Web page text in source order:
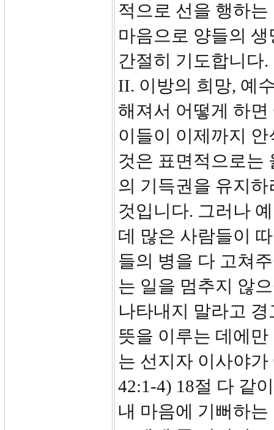
적으로 선을 행하
마음으로 양들의
간절히 기도합니
II. 이방의 희망, 예
해져서 어떻게 하
이들이 이제까지
것은 표면적으로는
의 기득권을 유지
것입니다. 그러나
데 많은 사람들이
들의 병을 다 고쳐
는 일을 멈추지 않
나타내지 말라고
뜻을 이루는 데에
는 선지자 이사야
42:1-4) 18절 다 같
내 마음에 기뻐하